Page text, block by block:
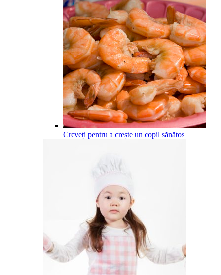
Creveți pentru a crește un copil sănătos